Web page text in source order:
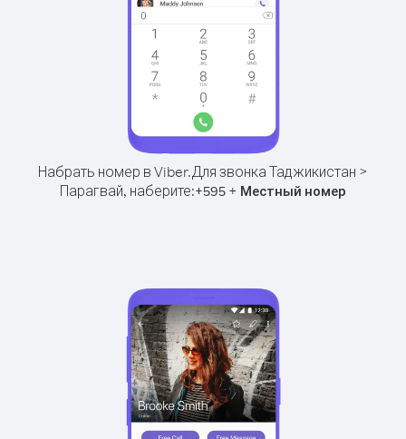
Набрать номер в Viber.Для звонка Таджикистан >
Парагвай, наберите:+595 + Местный номер